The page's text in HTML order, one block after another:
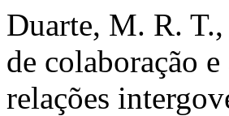
Duarte, M. R.
de colaboração
relações